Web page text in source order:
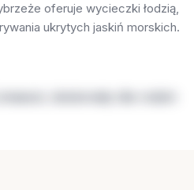
oferuje wycieczki łodzią,
ukrytych jaskiń morskich.